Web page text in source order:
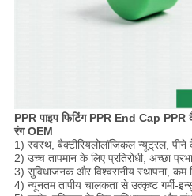
PPR पाइप फिटिंग PPR End Cap
रंग OEM
1) स्वस्थ, बैक्टीरियलोलॉजिकल न्यूट्रल,
2) उच्च तापमान के लिए प्रतिरोधी, अच्छा
3) सुविधाजनक और विश्वसनीय स्थापना, कम
4) न्यूनतम तापीय चालकता से उत्कृष्ट गर्मी-